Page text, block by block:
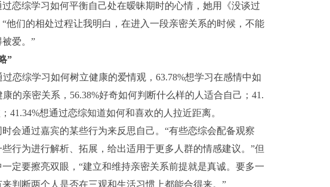
综学习如何平衡自己处在暧昧期时的心情，她用《没谈过
他们的相处过程让我明白，在进入一段亲密关系的时候，不能
爱。”
”
综学习如何树立健康的爱情观，63.78%想学习在感情中如
的亲密关系，56.38%好奇如何判断什么样的人适合自己；41.
41.34%想通过恋综知道如何和喜欢的人拉近距离。
通过嘉宾的某些行为来反思自己。“有些恋综会配备观察
行为进行解析、拓展，给出适用于更多人群的情感建议。”但
定要擦亮双眼，“建立和维持亲密关系前提就是真诚。要多一
判断两个人是否在三观和生活习惯上都能合得来。”